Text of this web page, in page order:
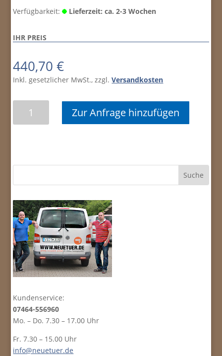
Verfügbarkeit: Lieferzeit: ca. 2-3 Wochen
IHR PREIS
440,70€
Inkl. gesetzlicher MwSt., zzgl.Versandkosten
Zur Anfrage hinzufügen
Kundenservice:
07464-556960
Mo. – Do. 7.30 – 17.00 Uhr
Fr. 7.30 – 15.00 Uhr
info@neuetuer.de